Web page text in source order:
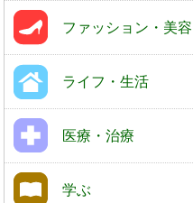
ファッション・美容
ライフ・生活
医療・治療
学ぶ